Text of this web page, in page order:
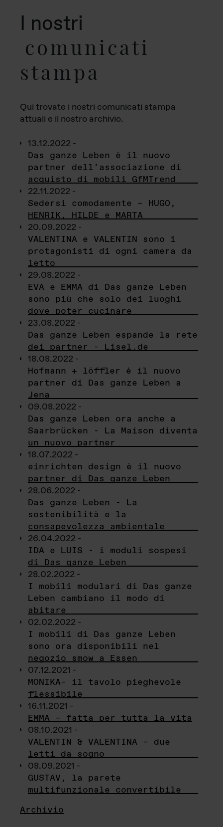
I nostri
comunicati
stampa
Qui trovate i nostri comunicati stampa
attuali e il nostro archivio.
13.12.2022 -
Das ganze Leben è il nuovo
partner dell’associazione di
acquisto di mobili GfMTrend
22.11.2022 -
Sedersi comodamente – HUGO,
HENRIK, HILDE e MARTA
20.09.2022 -
VALENTINA e VALENTIN sono i
protagonisti di ogni camera da
letto
29.08.2022 -
EVA e EMMA di Das ganze Leben
sono più che solo dei luoghi
dove poter cucinare
23.08.2022 -
Das ganze Leben espande la rete
dei partner - Lisel.de
18.08.2022 -
Hofmann + löffler è il nuovo
partner di Das ganze Leben a
Jena
09.08.2022 -
Das ganze Leben ora anche a
Saarbrücken - La Maison diventa
un nuovo partner
18.07.2022 -
einrichten design è il nuovo
partner di Das ganze Leben
28.06.2022 -
Das ganze Leben - La
sostenibilità e la
consapevolezza ambientale
26.04.2022 -
IDA e LUIS - i moduli sospesi
di Das ganze Leben
28.02.2022 -
I mobili modulari di Das ganze
Leben cambiano il modo di
abitare
02.02.2022 -
I mobili di Das ganze Leben
sono ora disponibili nel
negozio smow a Essen
07.12.2021 -
MONIKA– il tavolo pieghevole
flessibile
16.11.2021 -
EMMA – fatta per tutta la vita
08.10.2021 -
VALENTIN & VALENTINA – due
letti da sogno
08.09.2021 -
GUSTAV, la parete
multifunzionale convertibile
Archivio